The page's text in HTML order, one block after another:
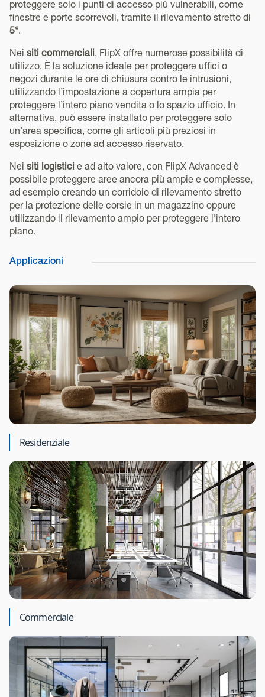
proteggere solo i punti di accesso più vulnerabili, come
finestre e porte scorrevoli, tramite il rilevamento stretto di
5°.
Nei siti commerciali, FlipX offre numerose possibilità di
utilizzo. È la soluzione ideale per proteggere uffici o
negozi durante le ore di chiusura contro le intrusioni,
utilizzando l’impostazione a copertura ampia per
proteggere l’intero piano vendita o lo spazio ufficio. In
alternativa, può essere installato per proteggere solo
un’area specifica, come gli articoli più preziosi in
esposizione o zone ad accesso riservato.
Nei siti logistici e ad alto valore, con FlipX Advanced è
possibile proteggere aree ancora più ampie e complesse,
ad esempio creando un corridoio di rilevamento stretto
per la protezione delle corsie in un magazzino oppure
utilizzando il rilevamento ampio per proteggere l’intero
piano.
Applicazioni
Residenziale
Commerciale